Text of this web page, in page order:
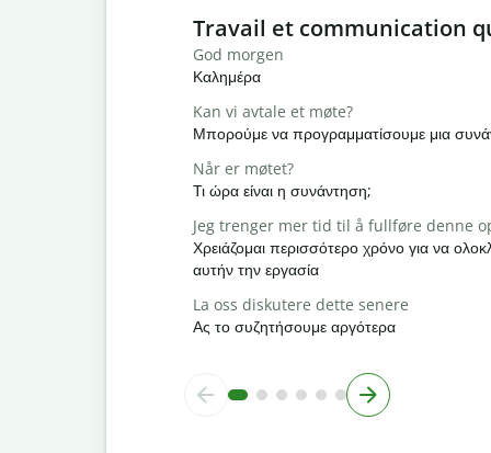
Slide 1 of 6
Travail et communication
God morgen
Καλημέρα
Kan vi avtale et møte?
Μπορούμε να προγραμματίσουμε μια
Når er møtet?
Τι ώρα είναι η συνάντηση;
Jeg trenger mer tid til å fullføre denne
Χρειάζομαι περισσότερο χρόνο για να
αυτήν την εργασία
La oss diskutere dette senere
Ας το συζητήσουμε αργότερα